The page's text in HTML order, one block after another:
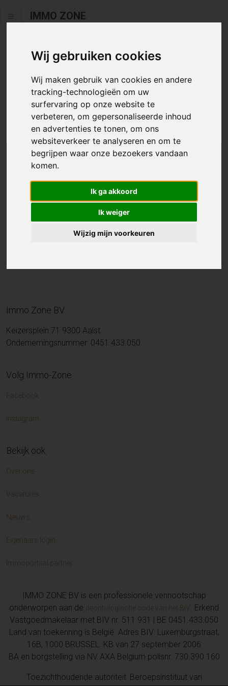
Wij gebruiken cookies
Wij maken gebruik van cookies en andere
tracking-technologieën om uw
surfervaring op onze website te
verbeteren, om gepersonaliseerde inhoud
en advertenties te tonen, om ons
websiteverkeer te analyseren en om te
begrijpen waar onze bezoekers vandaan
komen.
Ik ga akkoord
Ik weiger
Wijzig mijn voorkeuren
IMMO ZONE
Helaas staat dit zoekertje niet
meer online.
Neem zeker een kijkje in ons aanbod te koop
We helpen u graag zoeken
Maak hier een zoekprofiel aan en we houden u op
de hoogte van passend aanbod.
Immo Zone BV
Keizersplein 71 9300 Aalst
Ondernemingsnummer: 0451.433.050
Volg Immo-Zone
Facebook
Instagram
Bekijk ook
Over ons
Vacatures
Nieuws
Eigenaars login
Immoportaal partner
IMMO ZONE BV is een professionele vennootschap
onderworpen aan de deontologische code van het BIV. Erkend
Vastgoedmakelaar met BIV nr. 511 931 | BE 0451.433.050
Land van toekenning is België. Adres BIV: Luxemburgstraat,
16B, 1000 BRUSSEL. KB van 27 september 2006
BA en borgstelling via NV AXA Belgium polisnr. 730.390.160
Toezichthoudende autoriteit: Beroepsinstituut van